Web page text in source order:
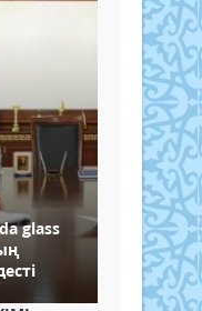
glass